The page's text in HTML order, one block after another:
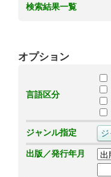
検索結果一覧
オプション
言語区分
ジャンル指定
出版／発行年月